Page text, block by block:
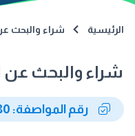
الرئيسية شراء والبحث
شراء والبحث عن
رقم المواصفة: 2280 / 2014